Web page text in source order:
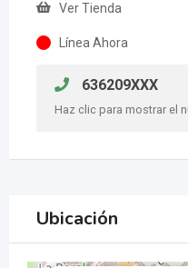
Ver Tienda
Línea Ahora
636209XXX
Haz clic para mostrar el
Ubicación